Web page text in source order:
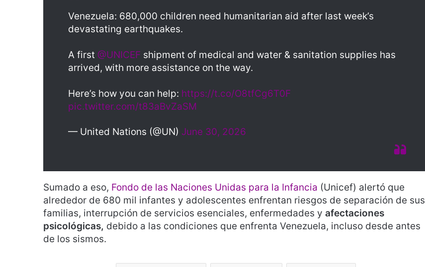
Venezuela: 680,000 children need humanitarian aid after last week’s
devastating earthquakes.
A first @UNICEF shipment of medical and water & sanitation supplies has
arrived, with more assistance on the way.
Here’s how you can help: https://t.co/O8tfCg6T0F
pic.twitter.com/t83aBvZaSM
— United Nations (@UN) June 30, 2026
Sumado a eso, Fondo de las Naciones Unidas para la Infancia (Unicef) alertó que
alrededor de 680 mil infantes y adolescentes enfrentan riesgos de separación de sus
familias, interrupción de servicios esenciales, enfermedades y afectaciones
psicológicas, debido a las condiciones que enfrenta Venezuela, incluso desde antes
de los sismos.